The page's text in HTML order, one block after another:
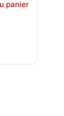
panier